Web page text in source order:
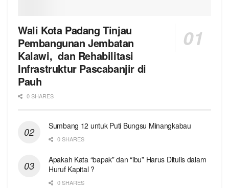
Wali Kota Padang Tinjau
Pembangunan Jembatan
Kalawi, dan Rehabilitasi
Infrastruktur Pascabanjir di
Pauh
0 SHARES
Sumbang 12 untuk Puti Bungsu Minangkabau
0 SHARES
Apakah Kata “bapak” dan “ibu” Harus Ditulis dalam
Huruf Kapital ?
0 SHARES